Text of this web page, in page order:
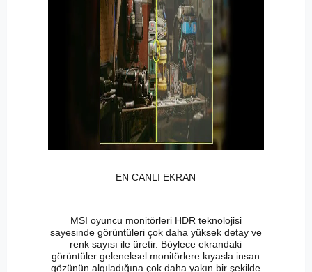
EN CANLI EKRAN
MSI oyuncu monitörleri HDR teknolojisi
sayesinde görüntüleri çok daha yüksek detay ve
renk sayısı ile üretir. Böylece ekrandaki
görüntüler geleneksel monitörlere kıyasla insan
gözünün algıladığına çok daha yakın bir şekilde